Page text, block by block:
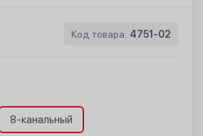
Код товара: 4751-02
8-канальный